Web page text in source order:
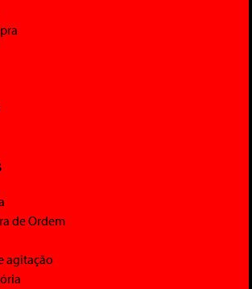
de Ordem
agitação